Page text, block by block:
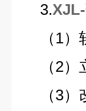
3.
（1）
（2）
（3）